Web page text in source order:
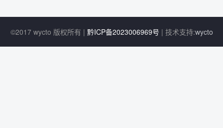
©2017 wycto 版权所有 | 黔ICP备2023006969号 | 技术支持:wycto